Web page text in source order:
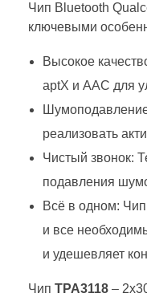
Чип Bluetooth
ключевыми
Высокое
aptX и AAC для
реализовать
Чистый звонок:
подавления
Всё в одном:
и все
и удешевляет
Чип TPA3118 –